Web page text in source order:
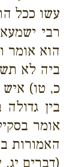
עשו ככל
רבי
הוא אומר
ביה לא
כ, טו)
בין
אומר
האמורות
(דברים